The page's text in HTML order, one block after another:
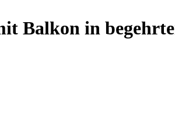
Balkon in